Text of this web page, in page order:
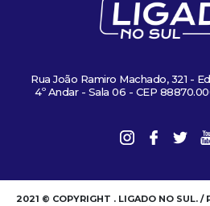
Rua João Ramiro Machado, 321 -
4º Andar - Sala 06 - CEP
2021 © COPYRIGHT . LIGADO NO SUL. /